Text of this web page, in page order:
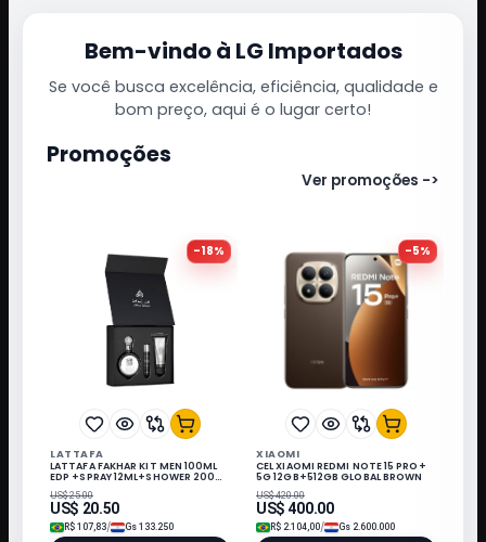
Bem-vindo à LG Importados
Se você busca excelência, eficiência, qualidade e
bom preço, aqui é o lugar certo!
Promoções
Ver promoções ->
-18%
LATTAFA
LATTAFA FAKHAR KIT MEN 100ML
EDP +SPRAY 12ML+SHOWER 200ML
349419
US$25.00
US$ 20.50
R$ 107,83/ Gs 133.250
-5%
XIAOMI
CEL XIAOMI REDMI NOTE 15 PRO+
5G 12GB+512GB GLOBAL BROWN
US$420.00
US$ 400.00
R$ 2.104,00/ Gs 2.600.000